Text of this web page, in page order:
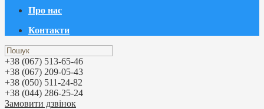
Про нас
Контакти
+38 (067) 513-65-46
+38 (067) 209-05-43
+38 (050) 511-24-82
+38 (044) 286-25-24
Замовити дзвінок